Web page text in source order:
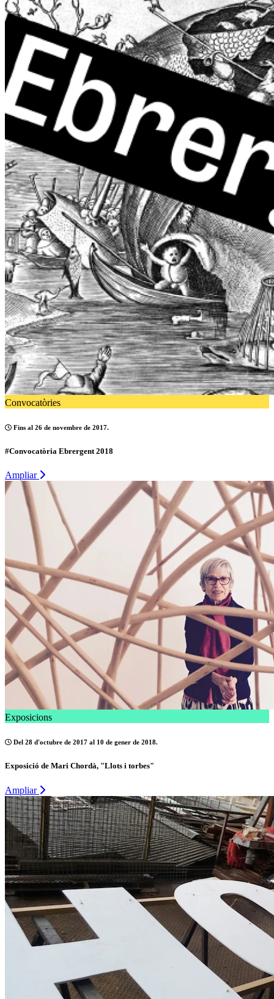
Convocatòries
Fins al 26 de novembre de 2017.
#Convocatòria Ebrergent 2018
Ampliar
Exposicions
Del 28 d'octubre de 2017 al 10 de gener de 2018.
Exposició de Mari Chordà, "Llots i torbes"
Ampliar